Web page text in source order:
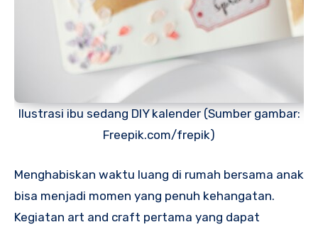
Ilustrasi ibu sedang DIY kalender (Sumber gambar:
Freepik.com/frepik)
Menghabiskan waktu luang di rumah bersama anak
bisa menjadi momen yang penuh kehangatan.
Kegiatan art and craft pertama yang dapat